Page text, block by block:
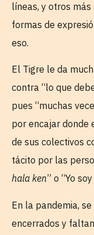
líneas, y otros
formas de
eso.
El Tigre le da
contra “lo que
pues “muchas
por encajar donde
de sus colectivos
tácito por las
hala ken” o “Yo
En la pandemia,
encerrados y